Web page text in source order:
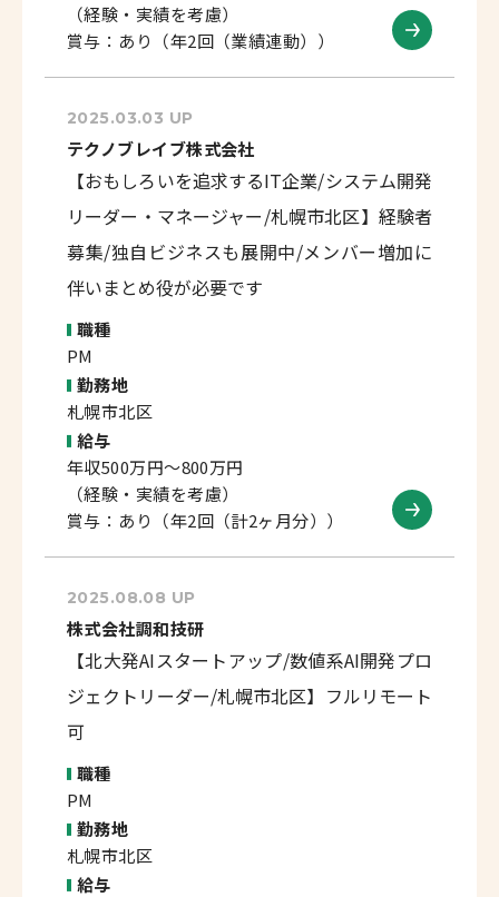
（経験・実績を考慮）
賞与：あり（年2回（業績連動））
2025.03.03 UP
テクノブレイブ株式会社
【おもしろいを追求するIT企業/システム開発
リーダー・マネージャー/札幌市北区】経験者
募集/独自ビジネスも展開中/メンバー増加に
伴いまとめ役が必要です
職種
PM
勤務地
札幌市北区
給与
年収500万円～800万円
（経験・実績を考慮）
賞与：あり（年2回（計2ヶ月分））
2025.08.08 UP
株式会社調和技研
【北大発AIスタートアップ/数値系AI開発プロ
ジェクトリーダー/札幌市北区】フルリモート
可
職種
PM
勤務地
札幌市北区
給与